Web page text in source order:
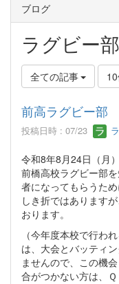
ブログ
ラグビー部
全ての記事
前高ラグビー部
投稿日時 : 07/23
令和8年8月24日（月
前橋高校ラグビー部
者になってもらうた
しき折ではあります
おります。
（今年度本校で行わ
は、大会とバッティ
ませんので、この機
合がつかない方は、